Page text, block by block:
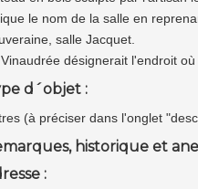
le nom de la salle en
salle Jacquet.
désignerait l'endroit
d´objet :
(à préciser dans l'onglet
historique et
: